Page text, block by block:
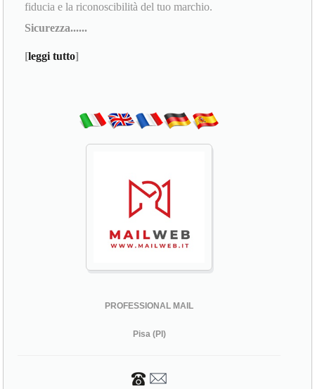
fiducia e la riconoscibilità del tuo marchio.
Sicurezza......
[leggi tutto]
PROFESSIONAL MAIL
Pisa (PI)